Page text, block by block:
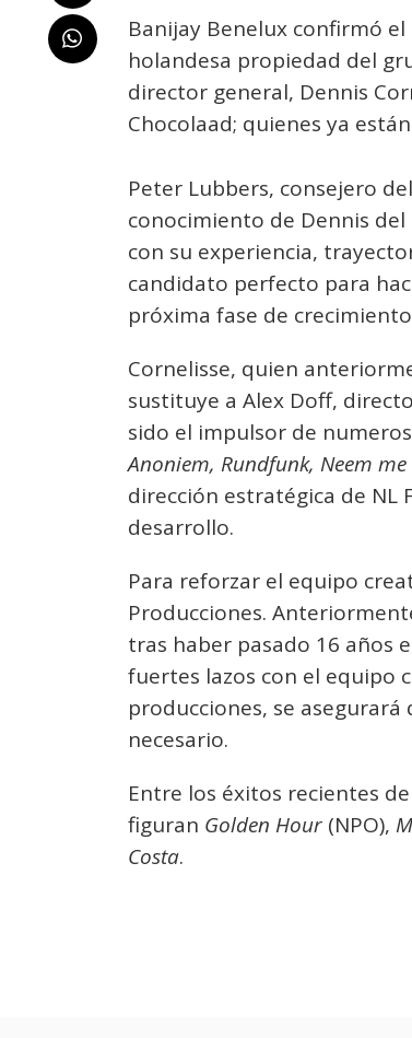
Banijay Benelux confirmó
holandesa propiedad del
director general, Dennis
Chocolaad; quienes ya
Peter Lubbers, consejero
conocimiento de Dennis
con su experiencia,
candidato perfecto para
próxima fase de
Cornelisse, quien
sustituye a Alex Doff,
sido el impulsor de
Anoniem, Rundfunk, Neem me
dirección estratégica de NL
desarrollo.
Para reforzar el equipo
Producciones.
tras haber pasado 16 años
fuertes lazos con el equipo
producciones, se
necesario.
Entre los éxitos recientes
figuran Golden Hour (NPO),
Costa.